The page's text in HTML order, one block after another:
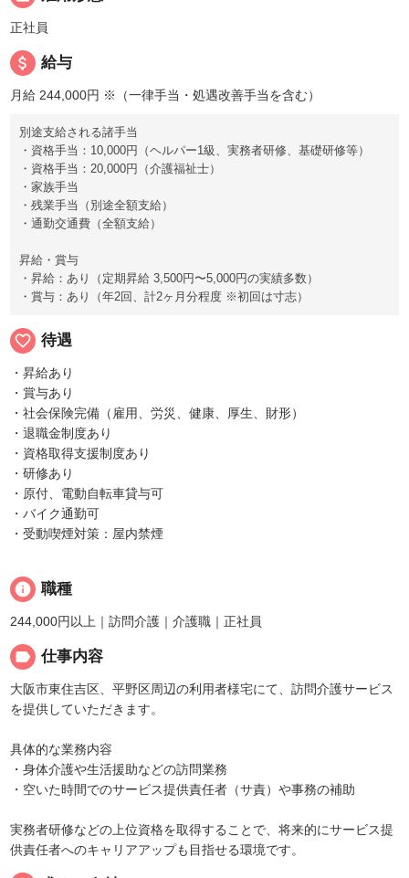
正社員
attach_money 給与
月給 244,000円 ※（一律手当・処遇改善手当を含む）
別途支給される諸手当
・資格手当：10,000円（ヘルパー1級、実務者研修、基礎研修等）
・資格手当：20,000円（介護福祉士）
・家族手当
・残業手当（別途全額支給）
・通勤交通費（全額支給）
昇給・賞与
・昇給：あり（定期昇給 3,500円〜5,000円の実績多数）
・賞与：あり（年2回、計2ヶ月分程度 ※初回は寸志）
favorite_border 待遇
・昇給あり
・賞与あり
・社会保険完備（雇用、労災、健康、厚生、財形）
・退職金制度あり
・資格取得支援制度あり
・研修あり
・原付、電動自転車貸与可
・バイク通勤可
・受動喫煙対策：屋内禁煙
info 職種
244,000円以上｜訪問介護｜介護職｜正社員
label 仕事内容
大阪市東住吉区、平野区周辺の利用者様宅にて、訪問介護サービス
を提供していただきます。
具体的な業務内容
・身体介護や生活援助などの訪問業務
・空いた時間でのサービス提供責任者（サ責）や事務の補助
実務者研修などの上位資格を取得することで、将来的にサービス提
供責任者へのキャリアアップも目指せる環境です。